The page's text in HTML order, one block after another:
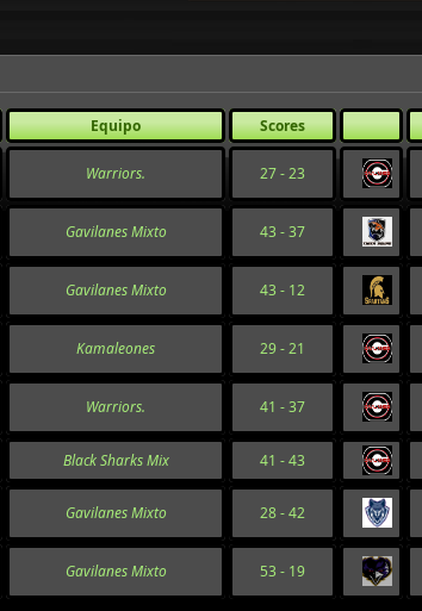
Equipo Scores
Warriors. 27 - 23
Gavilanes Mixto 43 - 37
Gavilanes Mixto 43 - 12
Kamaleones 29 - 21
Warriors. 41 - 37
Black Sharks Mix 41 - 43
Gavilanes Mixto 28 - 42
Gavilanes Mixto 53 - 19